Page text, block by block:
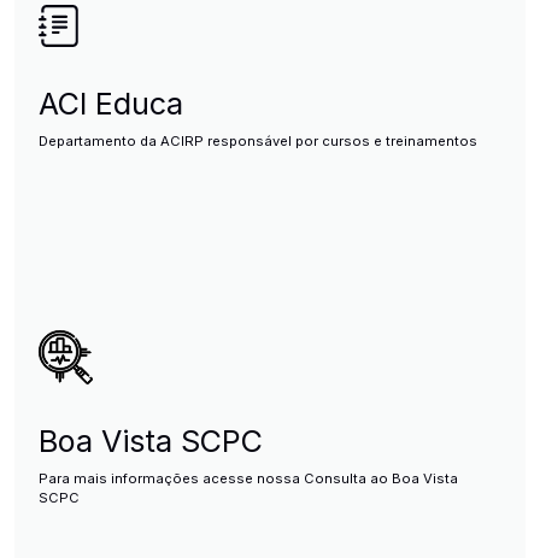
ACI Educa
Departamento da ACIRP responsável por cursos e treinamentos
Boa Vista SCPC
Para mais informações acesse nossa Consulta ao Boa Vista
SCPC